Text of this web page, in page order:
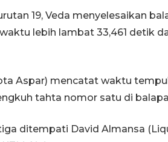
19, Veda menyelesaikan
lebih lambat 33,461 detik
Aspar) mencatat waktu
tahta nomor satu di
ditempati David Almansa